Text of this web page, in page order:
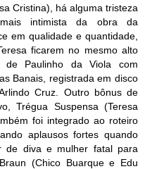
Cristina), há alguma tristeza
intimista da obra da
em qualidade e quantidade,
ficarem no mesmo alto
de Paulinho da Viola com
Banais, registrada em disco
Cruz. Outro bônus de
Trégua Suspensa (Teresa
foi integrado ao roteiro
aplausos fortes quando
de diva e mulher fatal para
(Chico Buarque e Edu